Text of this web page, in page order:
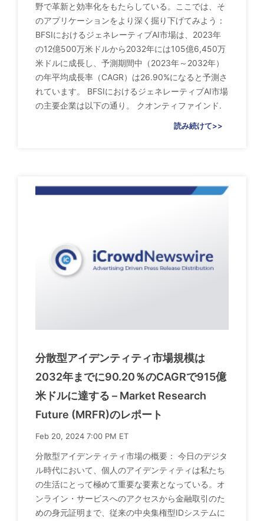
野で革新と効率化をもたらしている。ここでは、そ
のアプリケーションをより深く掘り下げてみよう：
BFSIにおけるジェネレーティブAI市場は、2023年
の12億500万米ドルから2032年には105億6,450万
米ドルに成長し、予測期間中（2023年～2032年）
の年平均成長率（CAGR）は26.90%になると予測さ
れています。 BFSIにおけるジェネレーティブAI市場
の主要企業は以下の通り。 クオンティファインド.
読み続けて>>
分散型アイデンティティ市場規模は
2032年までに90.20％のCAGRで915億
米ドルに達する – Market Research
Future (MRFR)のレポート
Feb 20, 2024 7:00 PM ET
分散型アイデンティティ市場の概要： 今日のデジタ
ル時代において、個人のアイデンティティは私たち
の生活にとって極めて重要な要素となっている。オ
ンライン・サービスへのアクセスから金融取引のた
めの身元証明まで、従来の中央集権型IDシステムに